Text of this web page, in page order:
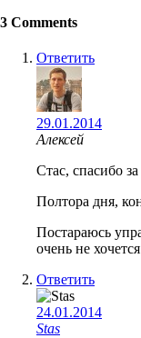
3 Comments
Ответить
29.01.2014
Алексей
Стас, спасибо за
Полтора дня,
Постараюсь
очень не
Ответить
24.01.2014
Stas